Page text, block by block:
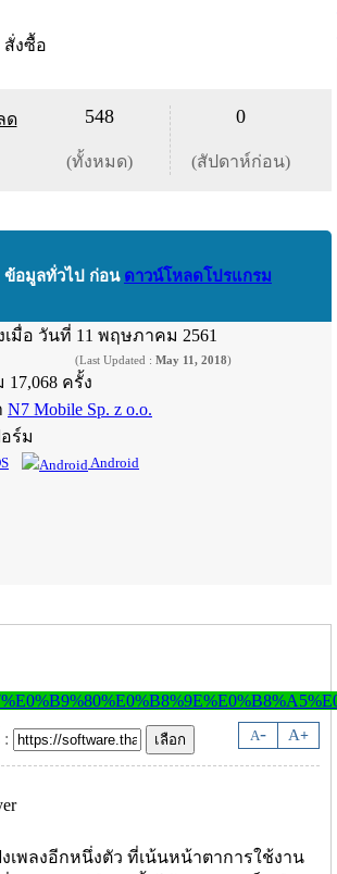
สั่งซื้อ
ด 548
(ทั้งหมด)
0
(สัปดาห์ก่อน)
ข้อมูลทั่วไป ก่อน ดาวน์โหลดโปรแกรม
มื่อ วันที่ 11 พฤษภาคม 2561
(Last Updated : May 11, 2018)
17,068 ครั้ง
N7 Mobile Sp. z o.o.
ร์ม
Android
A- A+
เพลงอีกหนึ่งตัว ที่เน้นหน้าตาการใช้งาน